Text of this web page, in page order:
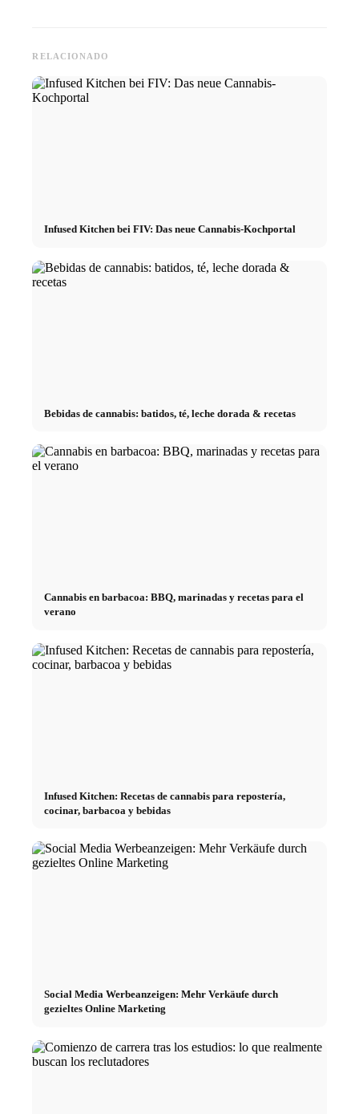
RELACIONADO
Infused Kitchen bei FIV: Das neue Cannabis-Kochportal
Bebidas de cannabis: batidos, té, leche dorada & recetas
Cannabis en barbacoa: BBQ, marinadas y recetas para el
verano
Infused Kitchen: Recetas de cannabis para repostería,
cocinar, barbacoa y bebidas
Social Media Werbeanzeigen: Mehr Verkäufe durch
gezieltes Online Marketing